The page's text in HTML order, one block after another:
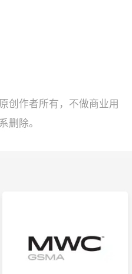
创作者所有，不做商业用
删除。